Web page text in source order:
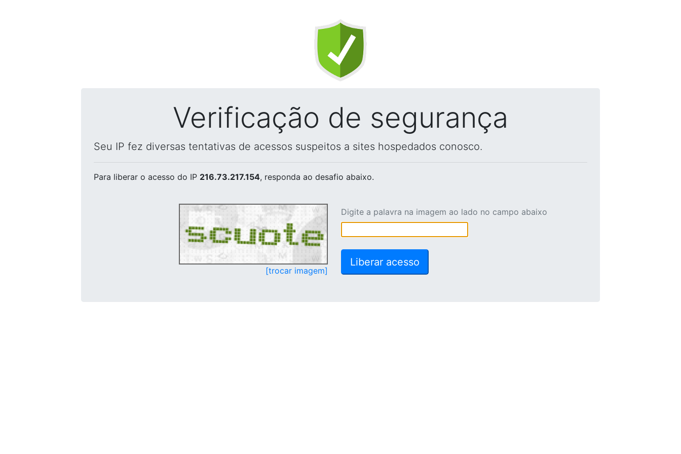
Verificação de segurança
Seu IP fez diversas tentativas de acessos suspeitos a sites hospedados conosco.
Para liberar o acesso do IP 216.73.217.154, responda ao desafio abaixo.
[trocar imagem]
Digite a palavra na imagem ao lado no campo abaixo